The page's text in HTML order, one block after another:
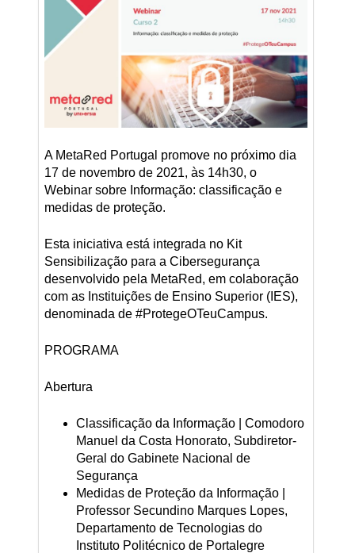
A MetaRed Portugal promove no próximo dia
17 de novembro de 2021, às 14h30, o
Webinar sobre Informação: classificação e
medidas de proteção.
Esta iniciativa está integrada no Kit
Sensibilização para a Cibersegurança
desenvolvido pela MetaRed, em colaboração
com as Instituições de Ensino Superior (IES),
denominada de #ProtegeOTeuCampus.
PROGRAMA
Abertura
Classificação da Informação | Comodoro
Manuel da Costa Honorato, Subdiretor-
Geral do Gabinete Nacional de
Segurança
Medidas de Proteção da Informação |
Professor Secundino Marques Lopes,
Departamento de Tecnologias do
Instituto Politécnico de Portalegre